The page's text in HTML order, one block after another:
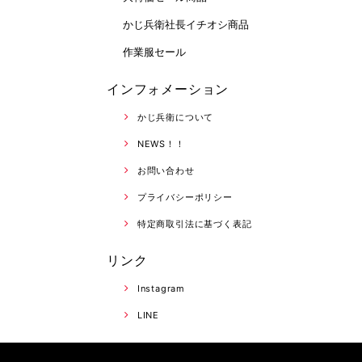
かじ兵衛社長イチオシ商品
作業服セール
インフォメーション
かじ兵衛について
NEWS！！
お問い合わせ
プライバシーポリシー
特定商取引法に基づく表記
リンク
Instagram
LINE